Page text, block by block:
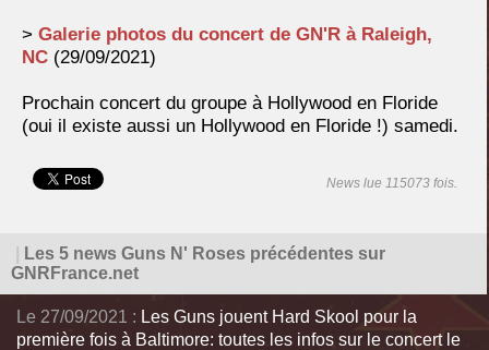
> Galerie photos du concert de GN'R à Raleigh,
NC (29/09/2021)
Prochain concert du groupe à Hollywood en Floride
(oui il existe aussi un Hollywood en Floride !) samedi.
News lue 115073 fois.
Les 5 news Guns N' Roses précédentes sur
GNRFrance.net
Le 27/09/2021 : Les Guns jouent Hard Skool pour la
première fois à Baltimore: toutes les infos sur le concert le